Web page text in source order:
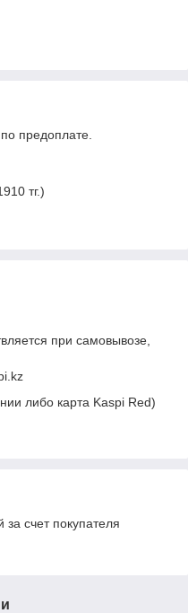
предоплате.
тг.)
при самовывозе,
либо карта Kaspi Red)
за счет покупателя